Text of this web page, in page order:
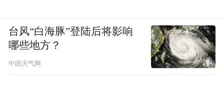
台风“白海豚”登陆后将影响
哪些地方？
中国天气网